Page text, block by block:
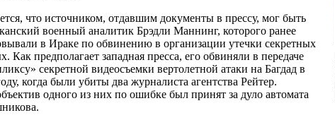
что источником, отдавшим документы в прессу, мог быть
военный аналитик Брэдли Маннинг, которого ранее
в Ираке по обвинению в организации утечки секретных
Как предполагает западная пресса, его обвиняли в передаче
секретной видеосъемки вертолетной атаки на Багдад в
когда были убиты два журналиста агентства Рейтер.
одного из них по ошибке был принят за дуло автомата